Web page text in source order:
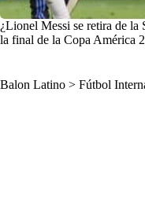
¿Lionel Messi se retira de la
la final de la Copa América
Balon Latino > Fútbol